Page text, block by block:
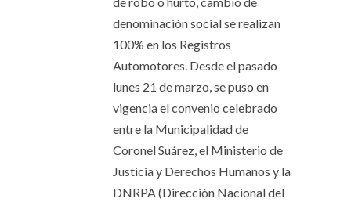
denominación social se realizan
100% en los Registros
Automotores. Desde el pasado
lunes 21 de marzo, se puso en
vigencia el convenio celebrado
entre la Municipalidad de
Coronel Suárez, el Ministerio de
Justicia y Derechos Humanos y la
DNRPA (Dirección Nacional del